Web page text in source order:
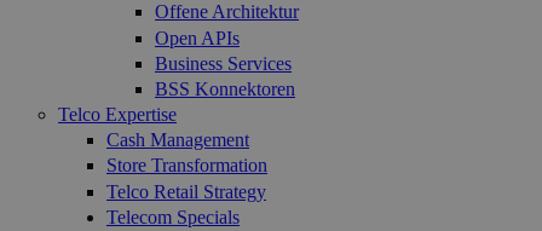
Offene Architektur
Open APIs
Business Services
BSS Konnektoren
Telco Expertise
Cash Management
Store Transformation
Telco Retail Strategy
Telecom Specials